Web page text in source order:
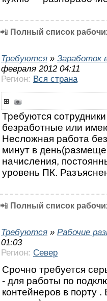
📲 Полный список
Требуются » Заработок
февраля 2012 04:11
Регион: Вся страна
Требуются
безработные или
Несложная работа
минут в
начисления,
уровень ПК.
📲 Полный список
Требуются » Рабочие
01:03
Регион: Север
Срочно требуется
- для работы по
контейнеров в порту